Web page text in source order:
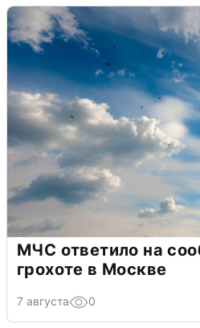
МЧС ответило на
грохоте в Москве
7 августа 0